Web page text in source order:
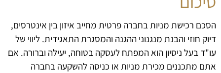
הסכם רכישת מניות בחברה פרטית מחייב איזון בין אינטרסים,
דיוק חוזי והבנת מנגנוני ההגנה והמסגרת התאגידית. ליווי של
עו"ד בעל ניסיון הוא המפתח לעסקה בטוחה, יעילה וברורה. אם
אתם מתכננים מכירת מניות או כניסה להשקעה בחברה